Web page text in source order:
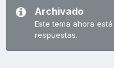
Archivado
Este tema ahora
respuestas.